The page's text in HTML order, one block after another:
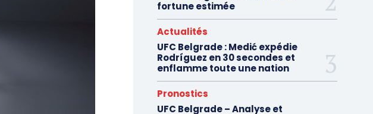
fortune estimée
Actualités
UFC Belgrade : Medić expédie
Rodríguez en 30 secondes et
enflamme toute une nation
Pronostics
UFC Belgrade – Analyse et